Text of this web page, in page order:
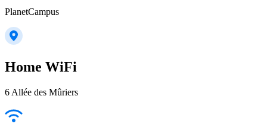
PlanetCampus
Home WiFi
6 Allée des Mûriers